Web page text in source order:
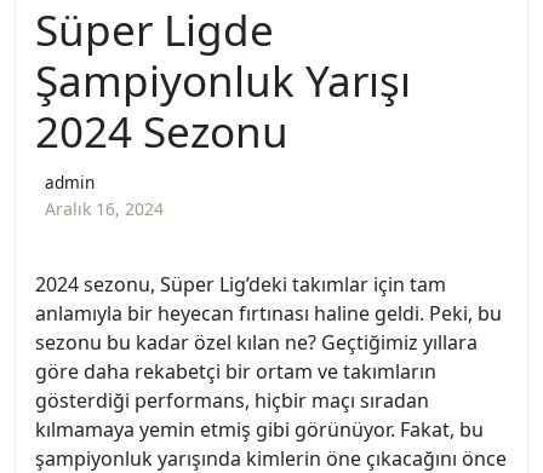
Süper Ligde
Şampiyonluk Yarışı
2024 Sezonu
admin
Aralık 16, 2024
2024 sezonu, Süper Lig’deki takımlar için tam
anlamıyla bir heyecan fırtınası haline geldi. Peki, bu
sezonu bu kadar özel kılan ne? Geçtiğimiz yıllara
göre daha rekabetçi bir ortam ve takımların
gösterdiği performans, hiçbir maçı sıradan
kılmamaya yemin etmiş gibi görünüyor. Fakat, bu
şampiyonluk yarışında kimlerin öne çıkacağını önce